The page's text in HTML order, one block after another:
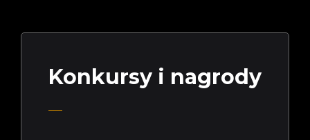
Konkursy i nagrody